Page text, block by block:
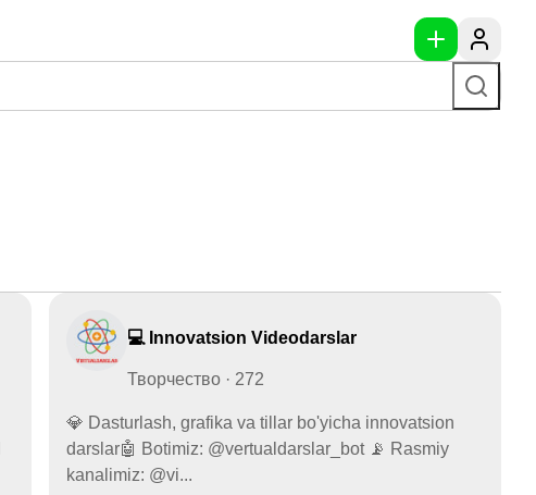
💻 Innovatsion Videodarslar
Творчество · 272
💎 Dasturlash, grafika va tillar bo'yicha innovatsion
darslar🤖 Botimiz: @vertualdarslar_bot 📡 Rasmiy
kanalimiz: @vi...